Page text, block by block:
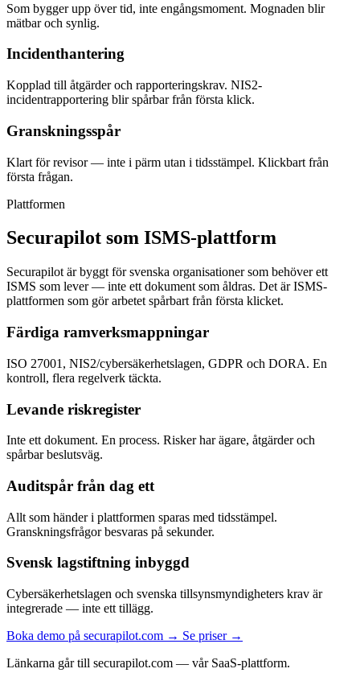
Som bygger upp över tid, inte engångsmoment. Mognaden blir
mätbar och synlig.
Incidenthantering
Kopplad till åtgärder och rapporteringskrav. NIS2-
incidentrapportering blir spårbar från första klick.
Granskningsspår
Klart för revisor — inte i pärm utan i tidsstämpel. Klickbart från
första frågan.
Plattformen
Securapilot som ISMS-plattform
Securapilot är byggt för svenska organisationer som behöver ett
ISMS som lever — inte ett dokument som åldras. Det är ISMS-
plattformen som gör arbetet spårbart från första klicket.
Färdiga ramverksmappningar
ISO 27001, NIS2/cybersäkerhetslagen, GDPR och DORA. En
kontroll, flera regelverk täckta.
Levande riskregister
Inte ett dokument. En process. Risker har ägare, åtgärder och
spårbar beslutsväg.
Auditspår från dag ett
Allt som händer i plattformen sparas med tidsstämpel.
Granskningsfrågor besvaras på sekunder.
Svensk lagstiftning inbyggd
Cybersäkerhetslagen och svenska tillsynsmyndigheters krav är
integrerade — inte ett tillägg.
Boka demo på securapilot.com → Se priser →
Länkarna går till securapilot.com — vår SaaS-plattform.